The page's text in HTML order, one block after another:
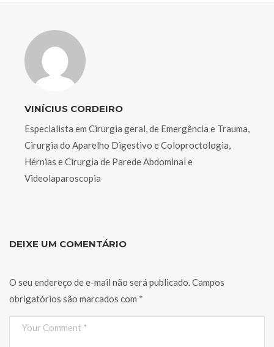
VINÍCIUS CORDEIRO
Especialista em Cirurgia geral, de Emergência e Trauma,
Cirurgia do Aparelho Digestivo e Coloproctologia,
Hérnias e Cirurgia de Parede Abdominal e
Videolaparoscopia
DEIXE UM COMENTÁRIO
O seu endereço de e-mail não será publicado.Campos
obrigatórios são marcados com *